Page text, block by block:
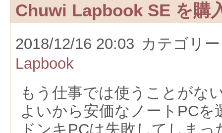
Chuwi Lapbook SE を購
2018/12/16 20:03 カテゴリ
Lapbook
もう仕事では使うことがな
よいから安価なノートPC
ドンキPCは失敗してしまっ